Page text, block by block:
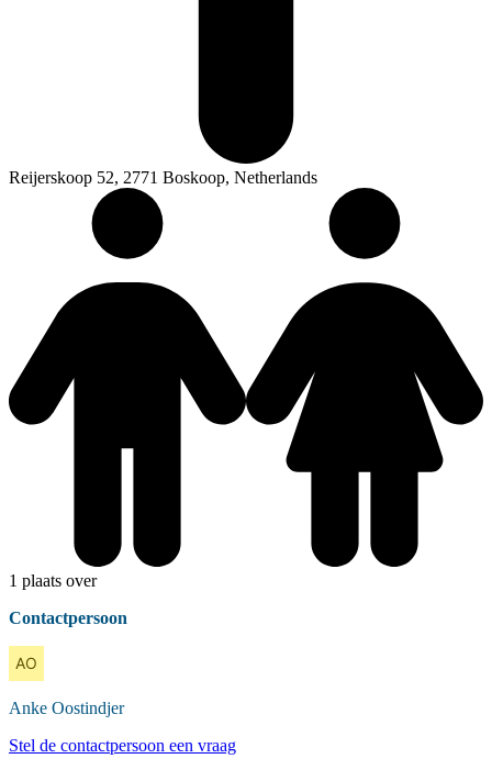
Reijerskoop 52, 2771 Boskoop, Netherlands
1 plaats over
Contactpersoon
Anke Oostindjer
Stel de contactpersoon een vraag